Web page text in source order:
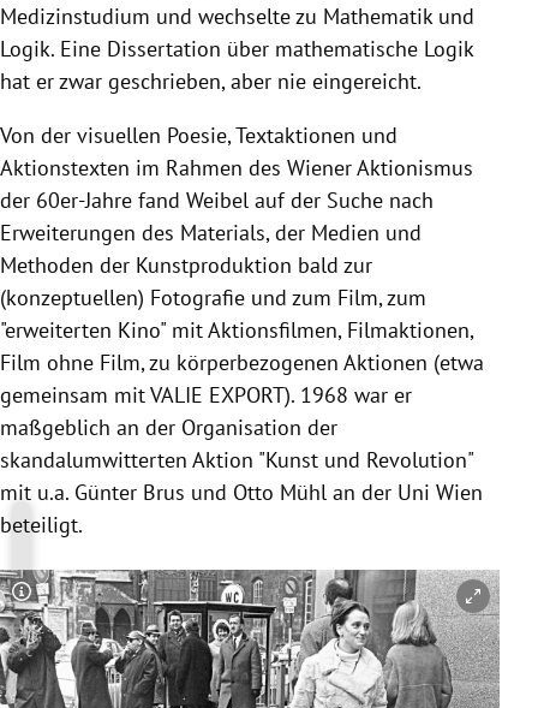
Medizinstudium und wechselte zu Mathematik und
Logik. Eine Dissertation über mathematische Logik
hat er zwar geschrieben, aber nie eingereicht.
Von der visuellen Poesie, Textaktionen und
Aktionstexten im Rahmen des Wiener Aktionismus
der 60er-Jahre fand Weibel auf der Suche nach
Erweiterungen des Materials, der Medien und
Methoden der Kunstproduktion bald zur
(konzeptuellen) Fotografie und zum Film, zum
"erweiterten Kino" mit Aktionsfilmen, Filmaktionen,
Film ohne Film, zu körperbezogenen Aktionen (etwa
gemeinsam mit VALIE EXPORT). 1968 war er
maßgeblich an der Organisation der
skandalumwitterten Aktion "Kunst und Revolution"
mit u.a. Günter Brus und Otto Mühl an der Uni Wien
beteiligt.
Copyright-Hinweis öffnen/schließen